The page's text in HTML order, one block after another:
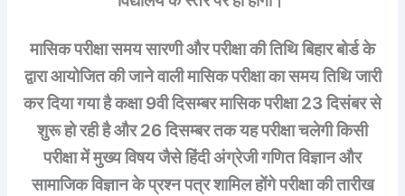
मासिक परीक्षा समय सारणी और परीक्षा की तिथि बिहार बोर्ड के
द्वारा आयोजित की जाने वाली मासिक परीक्षा का समय तिथि जारी
कर दिया गया है कक्षा 9वी दिसम्बर मासिक परीक्षा 23 दिसंबर से
शुरू हो रही है और 26 दिसम्बर तक यह परीक्षा चलेगी किसी
परीक्षा में मुख्य विषय जैसे हिंदी अंग्रेजी गणित विज्ञान और
सामाजिक विज्ञान के प्रश्न पत्र शामिल होंगे परीक्षा की तारीख